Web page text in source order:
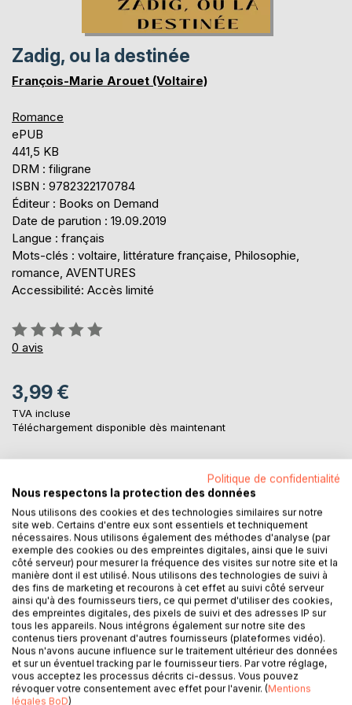
Zadig, ou la destinée
François-Marie Arouet (Voltaire)
Romance
ePUB
441,5 KB
DRM : filigrane
ISBN : 9782322170784
Éditeur : Books on Demand
Date de parution : 19.09.2019
Langue : français
Mots-clés : voltaire, littérature française, Philosophie,
romance, AVENTURES
Accessibilité: Accès limité
Évaluation:
0%
0 avis
3,99 €
TVA incluse
Téléchargement disponible dès maintenant
AJOUTER AU PANIER
Ajouter à ma liste d'envies
Laisser un avis
DESCRIPTION
Politique de confidentialité
Nous respectons la protection des données
Nous utilisons des cookies et des technologies similaires sur notre
site web. Certains d'entre eux sont essentiels et techniquement
nécessaires. Nous utilisons également des méthodes d'analyse (par
exemple des cookies ou des empreintes digitales, ainsi que le suivi
côté serveur) pour mesurer la fréquence des visites sur notre site et la
manière dont il est utilisé. Nous utilisons des technologies de suivi à
des fins de marketing et recourons à cet effet au suivi côté serveur
ainsi qu'à des fournisseurs tiers, ce qui permet d'utiliser des cookies,
des empreintes digitales, des pixels de suivi et des adresses IP sur
tous les appareils. Nous intégrons également sur notre site des
contenus tiers provenant d'autres fournisseurs (plateformes vidéo).
Nous n'avons aucune influence sur le traitement ultérieur des données
et sur un éventuel tracking par le fournisseur tiers. Par votre réglage,
vous acceptez les processus décrits ci-dessus. Vous pouvez
révoquer votre consentement avec effet pour l'avenir. (Mentions
légales BoD)